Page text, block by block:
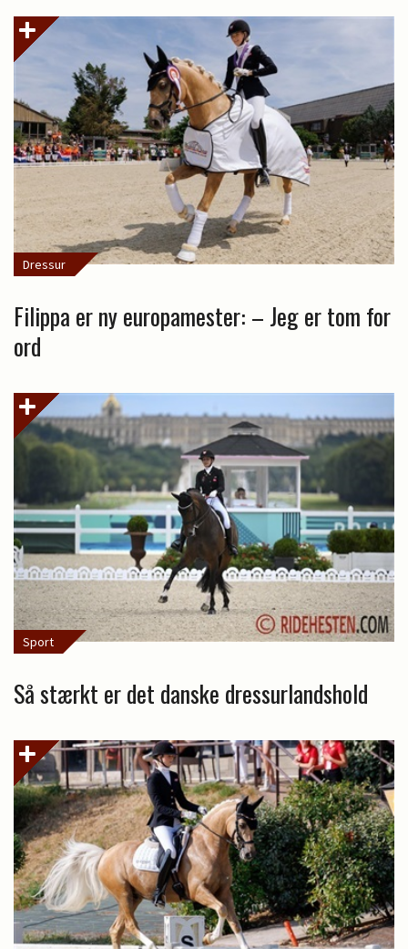
Dressur
Filippa er ny europamester: – Jeg er tom for
ord
Sport
Så stærkt er det danske dressurlandshold